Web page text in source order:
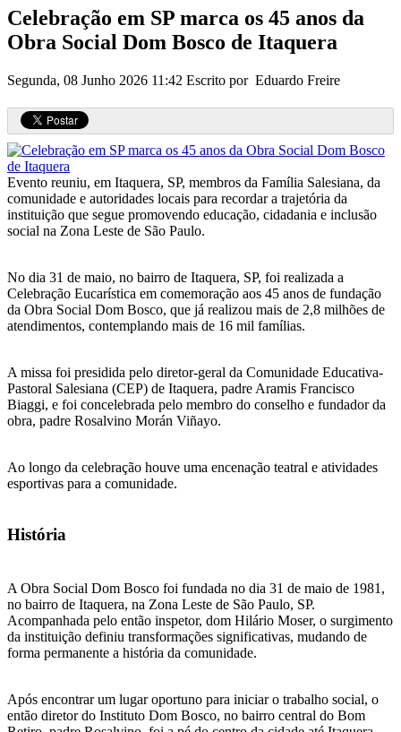
Celebração em SP marca os 45 anos da
Obra Social Dom Bosco de Itaquera
Segunda, 08 Junho 2026 11:42 Escrito por Eduardo Freire
Evento reuniu, em Itaquera, SP, membros da Família Salesiana, da
comunidade e autoridades locais para recordar a trajetória da
instituição que segue promovendo educação, cidadania e inclusão
social na Zona Leste de São Paulo.
No dia 31 de maio, no bairro de Itaquera, SP, foi realizada a
Celebração Eucarística em comemoração aos 45 anos de fundação
da Obra Social Dom Bosco, que já realizou mais de 2,8 milhões de
atendimentos, contemplando mais de 16 mil famílias.
A missa foi presidida pelo diretor-geral da Comunidade Educativa-
Pastoral Salesiana (CEP) de Itaquera, padre Aramis Francisco
Biaggi, e foi concelebrada pelo membro do conselho e fundador da
obra, padre Rosalvino Morán Viñayo.
Ao longo da celebração houve uma encenação teatral e atividades
esportivas para a comunidade.
História
A Obra Social Dom Bosco foi fundada no dia 31 de maio de 1981,
no bairro de Itaquera, na Zona Leste de São Paulo, SP.
Acompanhada pelo então inspetor, dom Hilário Moser, o surgimento
da instituição definiu transformações significativas, mudando de
forma permanente a história da comunidade.
Após encontrar um lugar oportuno para iniciar o trabalho social, o
então diretor do Instituto Dom Bosco, no bairro central do Bom